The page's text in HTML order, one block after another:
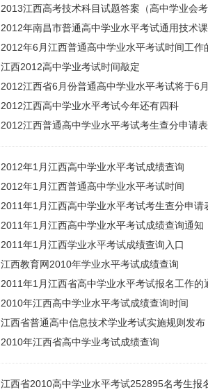
2013江西高考技术科目试题答案（高中学业会
2012年南昌市普通高中学业水平考试通用技术
2012年6月江西普通高中学业水平考试时间工作
江西2012高中学业考试时间敲定
2012江西省6月份普通高中学业水平考试将于6
2012江西高中学业水平考试今年还有四科
2012江西普通高中学业水平考试考生查分申请表
2012年1月江西高中学业水平考试成绩查询
2012年1月江西普通高中学业水平考试时间
2011年1月江西高中学业水平考试考生查分申请
2011年1月江西高中学业水平考试成绩查询通知
2011年1月江西学业水平考试成绩查询入口
江西教育网2010年学业水平考试成绩查询
2011年1月江西省高中学业水平考试报名工作的
2010年江西高中学业水平考试成绩查询时间
江西省普通高中信息技术学业考试实施规则发布
2010年江西省高中学业考试成绩查询
江西省2010高中学业水平考试252895名考生报